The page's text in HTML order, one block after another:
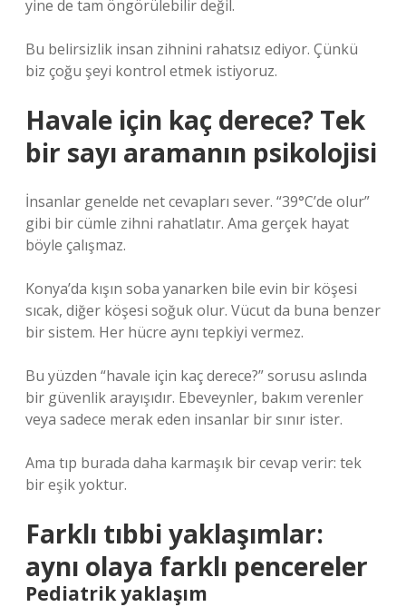
yine de tam öngörülebilir değil.
Bu belirsizlik insan zihnini rahatsız ediyor. Çünkü
biz çoğu şeyi kontrol etmek istiyoruz.
Havale için kaç derece? Tek
bir sayı aramanın psikolojisi
İnsanlar genelde net cevapları sever. “39°C’de olur”
gibi bir cümle zihni rahatlatır. Ama gerçek hayat
böyle çalışmaz.
Konya’da kışın soba yanarken bile evin bir köşesi
sıcak, diğer köşesi soğuk olur. Vücut da buna benzer
bir sistem. Her hücre aynı tepkiyi vermez.
Bu yüzden “havale için kaç derece?” sorusu aslında
bir güvenlik arayışıdır. Ebeveynler, bakım verenler
veya sadece merak eden insanlar bir sınır ister.
Ama tıp burada daha karmaşık bir cevap verir: tek
bir eşik yoktur.
Farklı tıbbi yaklaşımlar:
aynı olaya farklı pencereler
Pediatrik yaklaşım